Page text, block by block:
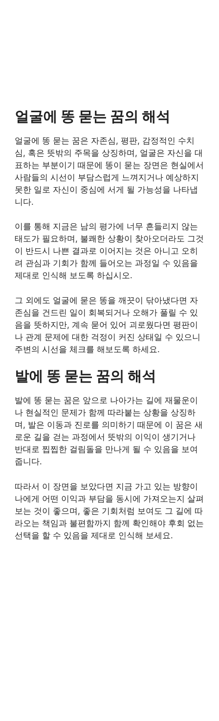
얼굴에 똥 묻는 꿈의 해석
얼굴에 똥 묻는 꿈은 자존심, 평판, 감정적인 수치
심, 혹은 뜻밖의 주목을 상징하며, 얼굴은 자신을 대
표하는 부분이기 때문에 똥이 묻는 장면은 현실에서
사람들의 시선이 부담스럽게 느껴지거나 예상하지
못한 일로 자신이 중심에 서게 될 가능성을 나타냅
니다.
이를 통해 지금은 남의 평가에 너무 흔들리지 않는
태도가 필요하며, 불쾌한 상황이 찾아오더라도 그것
이 반드시 나쁜 결과로 이어지는 것은 아니고 오히
려 관심과 기회가 함께 들어오는 과정일 수 있음을
제대로 인식해 보도록 하십시오.
그 외에도 얼굴에 묻은 똥을 깨끗이 닦아냈다면 자
존심을 건드린 일이 회복되거나 오해가 풀릴 수 있
음을 뜻하지만, 계속 묻어 있어 괴로웠다면 평판이
나 관계 문제에 대한 걱정이 커진 상태일 수 있으니
주변의 시선을 체크를 해보도록 하세요.
발에 똥 묻는 꿈의 해석
발에 똥 묻는 꿈은 앞으로 나아가는 길에 재물운이
나 현실적인 문제가 함께 따라붙는 상황을 상징하
며, 발은 이동과 진로를 의미하기 때문에 이 꿈은 새
로운 길을 걷는 과정에서 뜻밖의 이익이 생기거나
반대로 찝찝한 걸림돌을 만나게 될 수 있음을 보여
줍니다.
따라서 이 장면을 보았다면 지금 가고 있는 방향이
나에게 어떤 이익과 부담을 동시에 가져오는지 살펴
보는 것이 좋으며, 좋은 기회처럼 보여도 그 길에 따
라오는 책임과 불편함까지 함께 확인해야 후회 없는
선택을 할 수 있음을 제대로 인식해 보세요.